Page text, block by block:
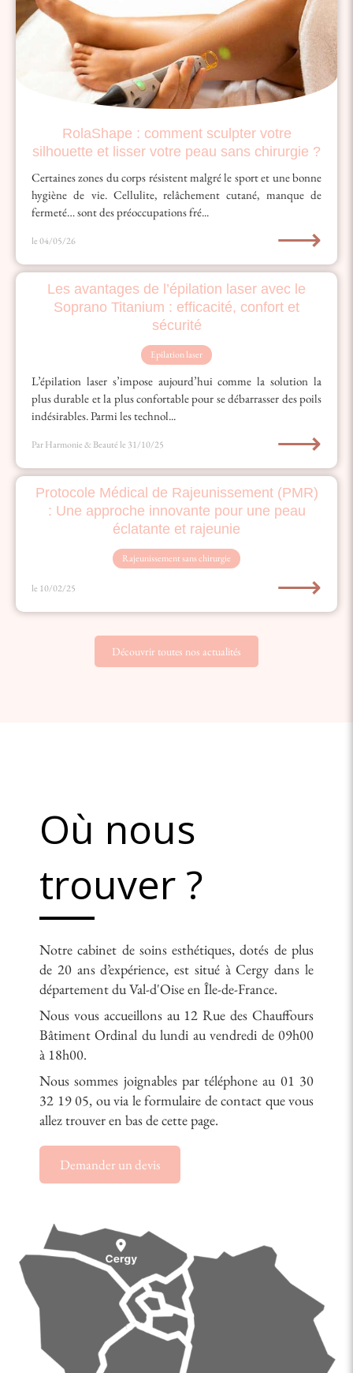
RolaShape : comment sculpter votre
silhouette et lisser votre peau sans chirurgie ?
Certaines zones du corps résistent malgré le sport et une bonne
hygiène de vie. Cellulite, relâchement cutané, manque de
fermeté… sont des préoccupations fré...
le 04/05/26 ⟶
Les avantages de l’épilation laser avec le
Soprano Titanium : efficacité, confort et
sécurité
Epilation laser
L’épilation laser s’impose aujourd’hui comme la solution la
plus durable et la plus confortable pour se débarrasser des poils
indésirables. Parmi les technol...
Par Harmonie & Beautéle 31/10/25 ⟶
Protocole Médical de Rajeunissement (PMR)
: Une approche innovante pour une peau
éclatante et rajeunie
Rajeunissement sans chirurgie
le 10/02/25 ⟶
Découvrir toutes nos actualités
Où nous
trouver ?
Notre cabinet de soins esthétiques, dotés de plus
de 20 ans d’expérience, est situé à Cergy dans le
département du Val-d'Oise en Île-de-France.
Nous vous accueillons au 12 Rue des Chauffours
Bâtiment Ordinal du lundi au vendredi de 09h00
à 18h00.
Nous sommes joignables par téléphone au 01 30
32 19 05, ou via le formulaire de contact que vous
allez trouver en bas de cette page.
Demander un devis